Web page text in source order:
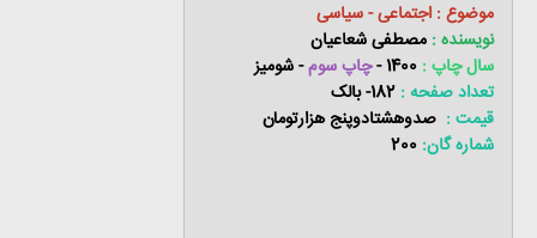
موضوع : اجتماعی - سیاسی
نویسنده : مصطفی شعاعیان
سال چاپ : 1400 - چاپ سوم- شومیز
تعداد صفحه :
قیمت : صدوهشتادوپنج هزارتومان
شماره گان: